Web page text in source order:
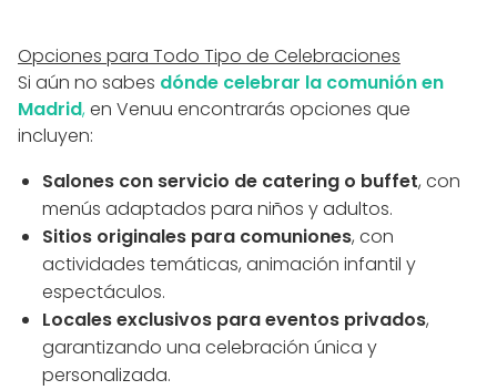
Opciones para Todo Tipo de Celebraciones
Si aún no sabes dónde celebrar la comunión en
Madrid,en Venuu encontrarás opciones que
incluyen:
Salones con servicio de catering o buffet, con
menús adaptados para niños y adultos.
Sitios originales para comuniones, con
actividades temáticas, animación infantil y
espectáculos.
Locales exclusivos para eventos privados,
garantizando una celebración única y
personalizada.